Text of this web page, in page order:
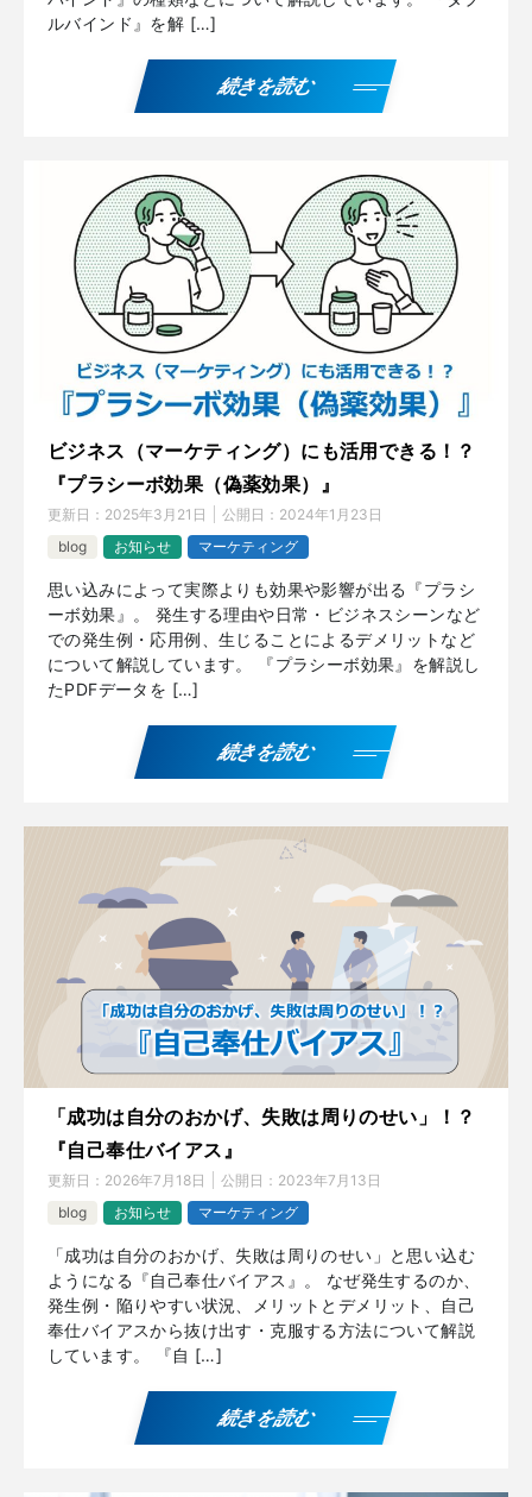
ルバインド』を解 […]
続きを読む
ビジネス（マーケティング）にも活用できる！？
『プラシーボ効果（偽薬効果）』
更新日： 2025年3月21日 公開日： 2024年1月23日
blog
お知らせ マーケティング
思い込みによって実際よりも効果や影響が出る『プラシ
ーボ効果』。 発生する理由や日常・ビジネスシーンなど
での発生例・応用例、生じることによるデメリットなど
について解説しています。 『プラシーボ効果』を解説し
たPDFデータを […]
続きを読む
「成功は自分のおかげ、失敗は周りのせい」！？
『自己奉仕バイアス』
更新日： 2026年7月18日 公開日： 2023年7月13日
blog
お知らせ マーケティング
「成功は自分のおかげ、失敗は周りのせい」と思い込む
ようになる『自己奉仕バイアス』。 なぜ発生するのか、
発生例・陥りやすい状況、メリットとデメリット、自己
奉仕バイアスから抜け出す・克服する方法について解説
しています。 『自 […]
続きを読む